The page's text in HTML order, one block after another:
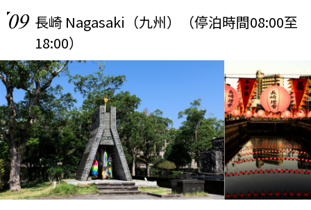
09 長崎 Nagasaki（九州）（停泊時間08:00至
18:00）